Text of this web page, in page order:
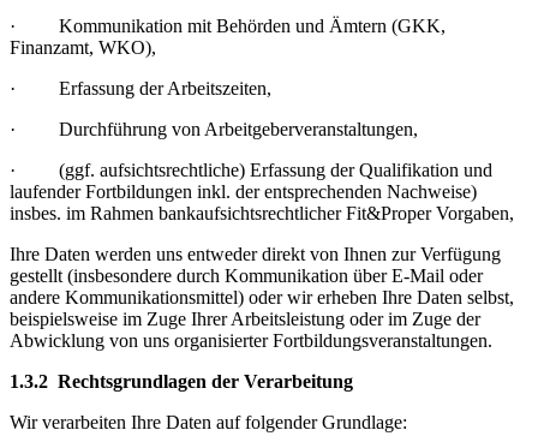
· Kommunikation mit Behörden und Ämtern (GKK,
Finanzamt, WKO),
· Erfassung der Arbeitszeiten,
· Durchführung von Arbeitgeberveranstaltungen,
· (ggf. aufsichtsrechtliche) Erfassung der Qualifikation und
laufender Fortbildungen inkl. der entsprechenden Nachweise)
insbes. im Rahmen bankaufsichtsrechtlicher Fit&Proper Vorgaben,
Ihre Daten werden uns entweder direkt von Ihnen zur Verfügung
gestellt (insbesondere durch Kommunikation über E-Mail oder
andere Kommunikationsmittel) oder wir erheben Ihre Daten selbst,
beispielsweise im Zuge Ihrer Arbeitsleistung oder im Zuge der
Abwicklung von uns organisierter Fortbildungsveranstaltungen.
1.3.2 Rechtsgrundlagen der Verarbeitung
Wir verarbeiten Ihre Daten auf folgender Grundlage: